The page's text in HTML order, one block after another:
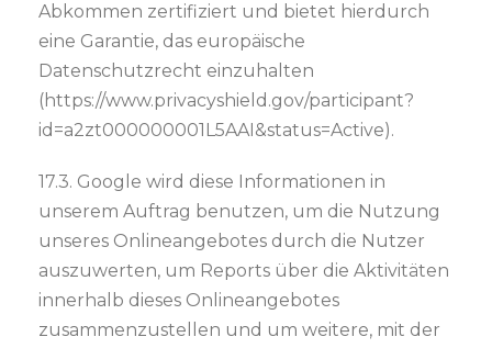
Abkommen zertifiziert und bietet hierdurch
eine Garantie, das europäische
Datenschutzrecht einzuhalten
(https://www.privacyshield.gov/participant?
id=a2zt000000001L5AAI&status=Active).
17.3. Google wird diese Informationen in
unserem Auftrag benutzen, um die Nutzung
unseres Onlineangebotes durch die Nutzer
auszuwerten, um Reports über die Aktivitäten
innerhalb dieses Onlineangebotes
zusammenzustellen und um weitere, mit der